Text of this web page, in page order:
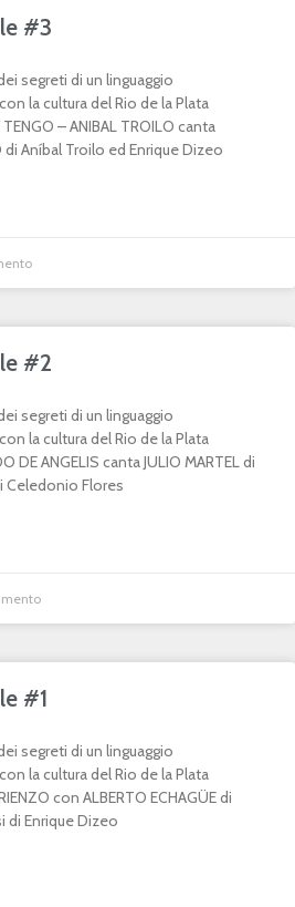
#3
segreti di un linguaggio
la cultura del Rio de la Plata
– ANIBAL TROILO canta
di Aníbal Troilo ed Enrique Dizeo
#2
segreti di un linguaggio
la cultura del Rio de la Plata
DE ANGELIS canta JULIO MARTEL di
Celedonio Flores
#1
segreti di un linguaggio
la cultura del Rio de la Plata
con ALBERTO ECHAGÜE di
di Enrique Dizeo